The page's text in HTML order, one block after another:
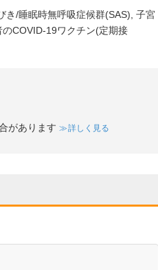
き/睡眠時無呼吸症候群(SAS) 子宮
のCOVID-19ワクチン(定期接
があります 詳しく見る